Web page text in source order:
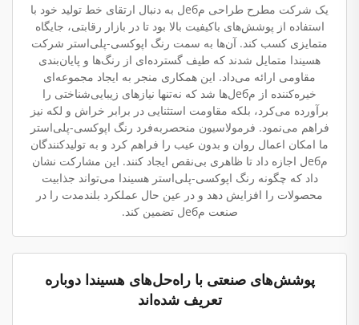
یک شرکت مطرح طراحی مебل به دنبال ارتقای خط تولید خود با
استفاده از پوشش‌های باکیفیت بالا بود تا در بازار رقابتی، جایگاه
متمایزی کسب کند. آن‌ها به سمت رنگ اپوکسی-پلی‌استر شرکت
هسیندا متمایل شدند که طیف گسترده‌ای از رنگ‌ها و پایان‌بندی
مقاومی ارائه می‌داد. این همکاری منجر به ایجاد مجموعه‌ای
خیره‌کننده از مебل‌ها شد که نه‌تنها نیازهای زیبایی‌شناختی را
برآورده می‌کرد، بلکه مقاومت استثنایی در برابر خراش و لکه نیز
فراهم می‌نمود. فرمولاسیون منحصربه‌فرد رنگ اپوکسی-پلی‌استر
ما امکان اعمال روان و بدون عیب را فراهم کرد و به تولیدکنندگان
مебل اجازه داد تا ظاهری بی‌نقص ایجاد کنند. این مشارکت نشان
داد که چگونه رنگ اپوکسی-پلی‌استر هسیندا می‌تواند جذابیت
محصولات را افزایش دهد و در عین حال عملکرد بلندمدت را در
صنعت مебل تضمین کند.
پوشش‌های صنعتی با راه‌حل‌های هسیندا دوباره
تعریف شده‌اند